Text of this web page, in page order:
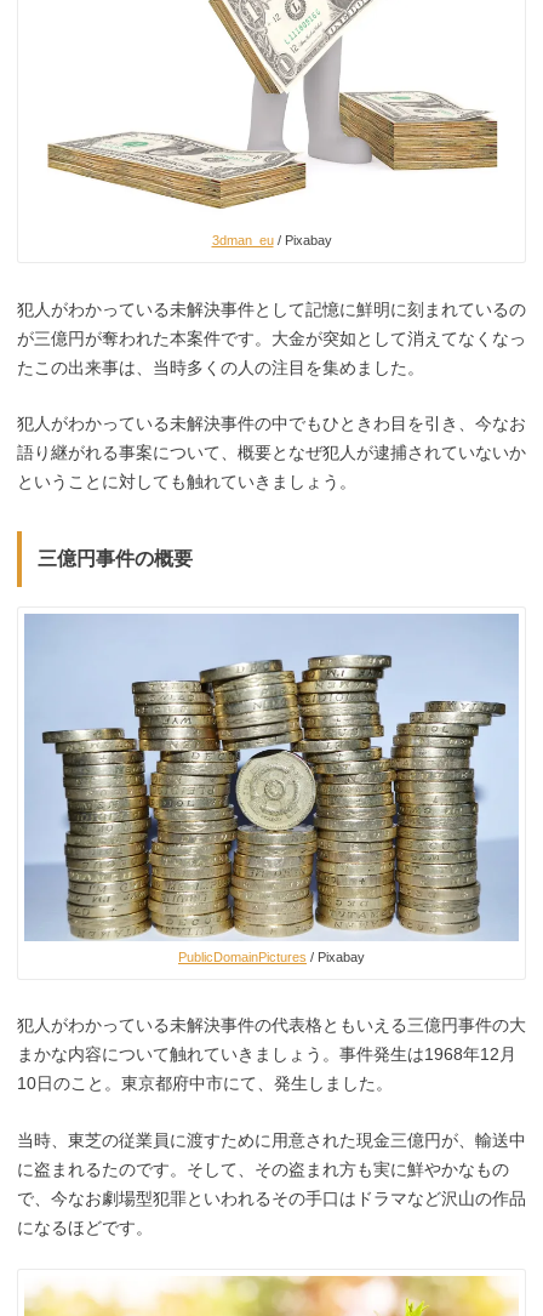
3dman_eu/ Pixabay
犯人がわかっている未解決事件として記憶に鮮明に刻まれているの
が三億円が奪われた本案件です。大金が突如として消えてなくなっ
たこの出来事は、当時多くの人の注目を集めました。
犯人がわかっている未解決事件の中でもひときわ目を引き、今なお
語り継がれる事案について、概要となぜ犯人が逮捕されていないか
ということに対しても触れていきましょう。
三億円事件の概要
PublicDomainPictures / Pixabay
犯人がわかっている未解決事件の代表格ともいえる三億円事件の大
まかな内容について触れていきましょう。事件発生は1968年12月
10日のこと。東京都府中市にて、発生しました。
当時、東芝の従業員に渡すために用意された現金三億円が、輸送中
に盗まれるたのです。そして、その盗まれ方も実に鮮やかなもの
で、今なお劇場型犯罪といわれるその手口はドラマなど沢山の作品
になるほどです。